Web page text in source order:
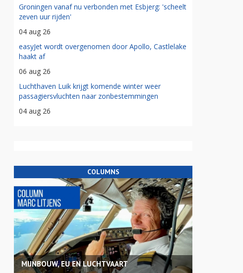
Groningen vanaf nu verbonden met Esbjerg: 'scheelt
zeven uur rijden'
04 aug 26
easyJet wordt overgenomen door Apollo, Castlelake
haakt af
06 aug 26
Luchthaven Luik krijgt komende winter weer
passagiersvluchten naar zonbestemmingen
04 aug 26
COLUMNS
MIJNBOUW, EU EN LUCHTVAART